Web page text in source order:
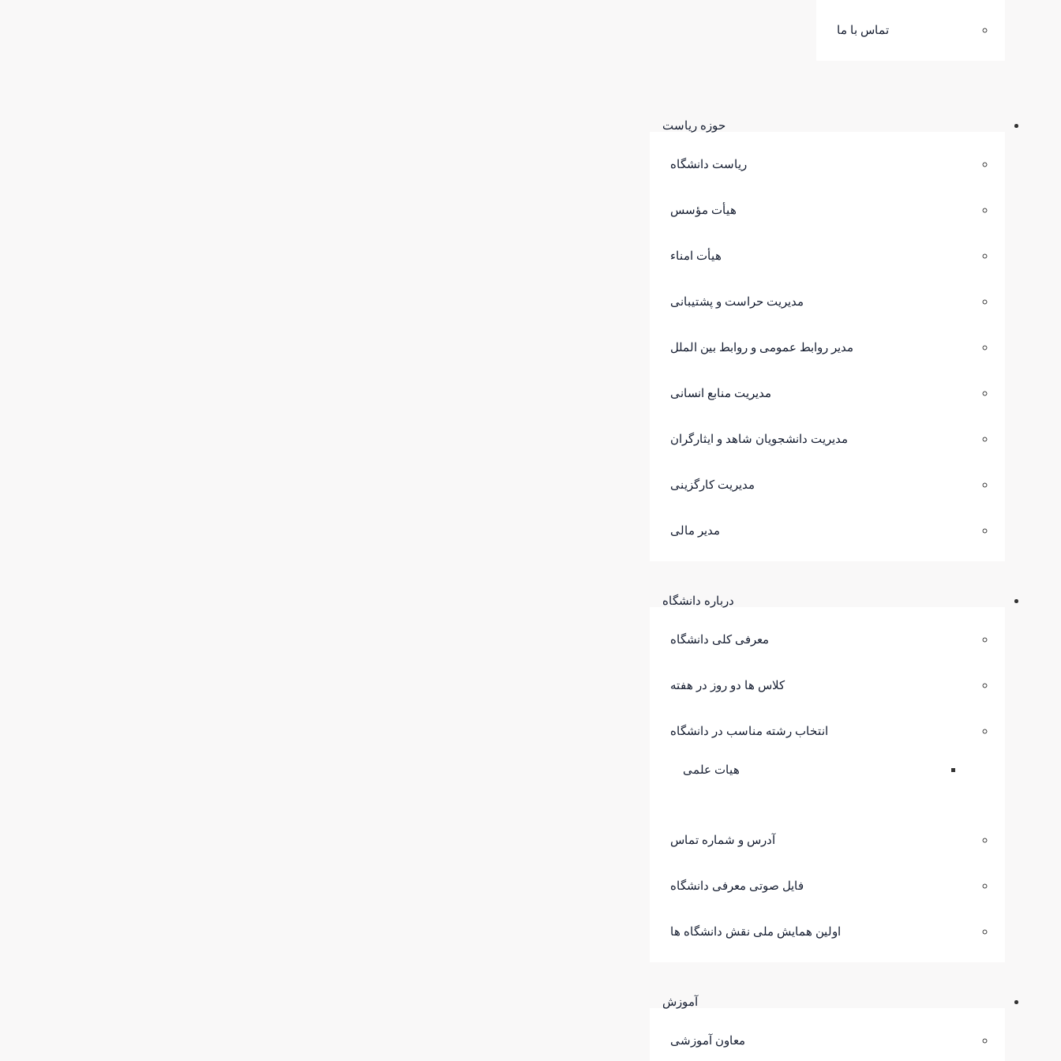
تماس با ما
حوزه ریاست
ریاست دانشگاه
هیأت مؤسس
هیأت امناء
مدیریت حراست و پشتیبانی
مدیر روابط عمومی و روابط بین الملل
مدیریت منابع انسانی
مدیریت دانشجویان شاهد و ایثارگران
مدیریت کارگزینی
مدیر مالی
درباره دانشگاه
معرفی کلی دانشگاه
کلاس ها دو روز در هفته
انتخاب رشته مناسب در دانشگاه
هیات علمی
آدرس و شماره تماس
فایل صوتی معرفی دانشگاه
اولین همایش ملی نقش دانشگاه ها
آموزش
معاون آموزشی